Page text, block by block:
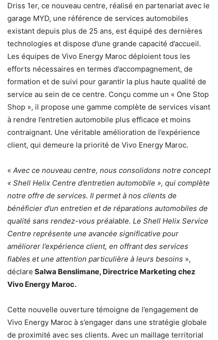
Driss 1er, ce nouveau centre, réalisé en partenariat avec le
garage MYD, une référence de services automobiles
existant depuis plus de 25 ans, est équipé des dernières
technologies et dispose d’une grande capacité d’accueil.
Les équipes de Vivo Energy Maroc déploient tous les
efforts nécessaires en termes d’accompagnement, de
formation et de suivi pour garantir la plus haute qualité de
service au sein de ce centre. Conçu comme un « One Stop
Shop », il propose une gamme complète de services visant
à rendre l’entretien automobile plus efficace et moins
contraignant. Une véritable amélioration de l’expérience
client, qui demeure la priorité de Vivo Energy Maroc.
« Avec ce nouveau centre, nous consolidons notre concept
« Shell Helix Centre d’entretien automobile », qui complète
notre offre de services. Il permet à nos clients de
bénéficier d’un entretien et de réparations automobiles de
qualité sans rendez-vous préalable. Le Shell Helix Service
Centre représente une avancée significative pour
améliorer l’expérience client, en offrant des services
fiables et une attention particulière à leurs besoins »,
déclare Salwa Benslimane, Directrice Marketing chez
Vivo Energy Maroc.
Cette nouvelle ouverture témoigne de l’engagement de
Vivo Energy Maroc à s’engager dans une stratégie globale
de proximité avec ses clients. Avec un maillage territorial